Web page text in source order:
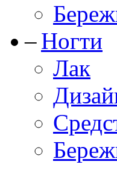
Ногти
Лак